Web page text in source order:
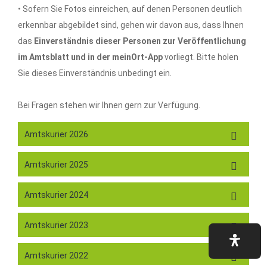
• Sofern Sie Fotos einreichen, auf denen Personen deutlich
erkennbar abgebildet sind, gehen wir davon aus, dass Ihnen
das Einverständnis dieser Personen zur Veröffentlichung
im Amtsblatt und in der meinOrt-Appvorliegt. Bitte holen
Sie dieses Einverständnis unbedingt ein.
Bei Fragen stehen wir Ihnen gern zur Verfügung.
Amtskurier 2026
Amtskurier 2025
Amtskurier 2024
Amtskurier 2023
Amtskurier 2022